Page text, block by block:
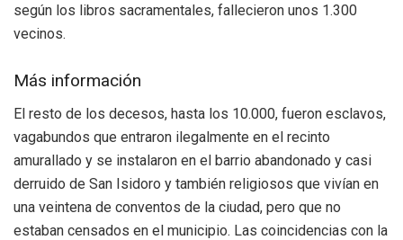
según los libros sacramentales, fallecieron unos 1.300
vecinos.
Más información
El resto de los decesos, hasta los 10.000, fueron esclavos,
vagabundos que entraron ilegalmente en el recinto
amurallado y se instalaron en el barrio abandonado y casi
derruido de San Isidoro y también religiosos que vivían en
una veintena de conventos de la ciudad, pero que no
estaban censados en el municipio. Las coincidencias con la